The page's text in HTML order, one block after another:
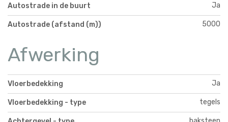
Autostrade in de buurt Ja
Autostrade (afstand (m)) 5000
Afwerking
Vloerbedekking Ja
Vloerbedekking - type tegels